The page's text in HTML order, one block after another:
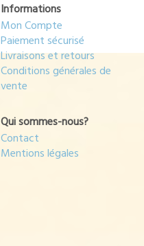
Informations
Mon Compte
Paiement sécurisé
Livraisons et retours
Conditions générales de
vente
Qui sommes-nous?
Contact
Mentions légales